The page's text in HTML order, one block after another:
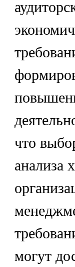
что
анализа
могут